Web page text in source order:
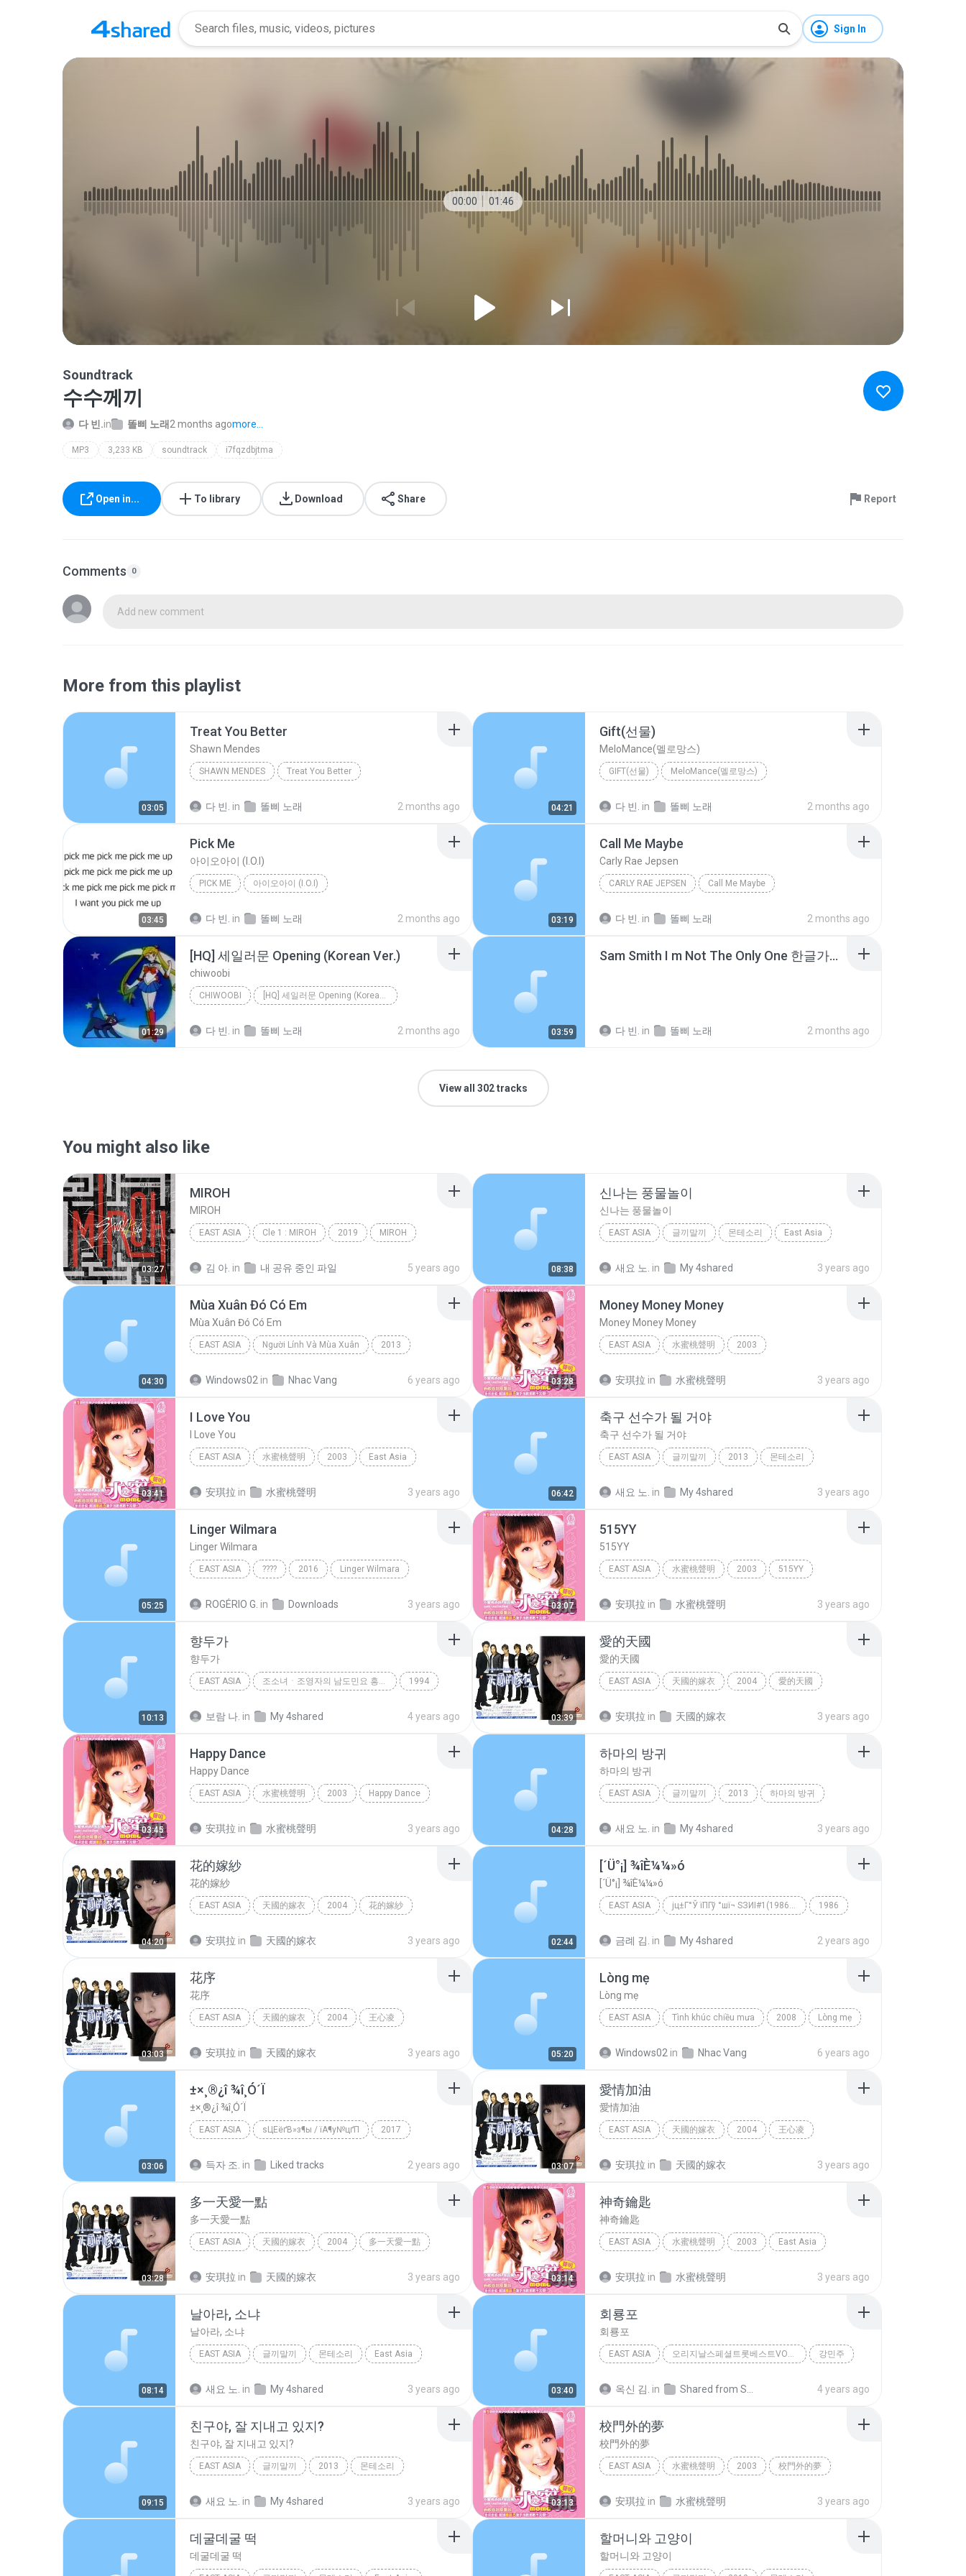
Sign In
00:00 01:46
Soundtrack
수수께끼
다 빈.in 똘삐 노래 2 months agomore...
MP3 3,233 KB soundtrack i7fqzdbjtma
Open in... To library Download Share Report
Comments 0
Add new comment
More from this playlist
03:05
Treat You Better
Shawn Mendes
SHAWN MENDES Treat You Better
다 빈. in 똘삐 노래 2 months ago 04:21
Gift(선물)
MeloMance(멜로망스)
GIFT(선물) MeloMance(멜로망스)
다 빈. in 똘삐 노래 2 months ago
03:45
Pick Me
아이오아이 (I.O.I)
PICK ME 아이오아이 (I.O.I)
다 빈. in 똘삐 노래 2 months ago 03:19
Call Me Maybe
Carly Rae Jepsen
CARLY RAE JEPSEN Call Me Maybe
다 빈. in 똘삐 노래 2 months ago
01:29
[HQ] 세일러문 Opening (Korean Ver.)
chiwoobi
CHIWOOBI [HQ] 세일러문 Opening (Korean Ver.)
다 빈. in 똘삐 노래 2 months ago 03:59
Sam Smith I m Not The Only One 한글가사 해석.m4a
다 빈. in 똘삐 노래 2 months ago
View all 302 tracks
You might also like
03:27
MIROH
MIROH
EAST ASIA Cle 1 : MIROH 2019 MIROH
김 아. in 내 공유 중인 파일 5 years ago 08:38
신나는 풍물놀이
신나는 풍물놀이
EAST ASIA 글끼말끼 몬테소리 East Asia
새요 노. in My 4shared 3 years ago
04:30
Mùa Xuân Đó Có Em
Mùa Xuân Đó Có Em
EAST ASIA Người Lính Và Mùa Xuân 2013
Windows02 in Nhac Vang 6 years ago 03:28
Money Money Money
Money Money Money
EAST ASIA 水蜜桃聲明 2003
安琪拉 in 水蜜桃聲明 3 years ago
03:41
I Love You
I Love You
EAST ASIA 水蜜桃聲明 2003 East Asia
安琪拉 in 水蜜桃聲明 3 years ago 06:42
축구 선수가 될 거야
축구 선수가 될 거야
EAST ASIA 글끼말끼 2013 몬테소리
새요 노. in My 4shared 3 years ago
05:25
Linger Wilmara
Linger Wilmara
EAST ASIA ???? 2016 Linger Wilmara
ROGÉRIO G. in Downloads 3 years ago 03:07
515YY
515YY
EAST ASIA 水蜜桃聲明 2003 515YY
安琪拉 in 水蜜桃聲明 3 years ago
10:13
향두가
향두가
EAST ASIA 조소녀ㆍ조영자의 남도민요 흥타령 1994
보람 나. in My 4shared 4 years ago 03:39
愛的天國
愛的天國
EAST ASIA 天國的嫁衣 2004 愛的天國
安琪拉 in 天國的嫁衣 3 years ago
03:45
Happy Dance
Happy Dance
EAST ASIA 水蜜桃聲明 2003 Happy Dance
安琪拉 in 水蜜桃聲明 3 years ago 04:28
하마의 방귀
하마의 방귀
EAST ASIA 글끼말끼 2013 하마의 방귀
새요 노. in My 4shared 3 years ago
04:20
花的嫁紗
花的嫁紗
EAST ASIA 天國的嫁衣 2004 花的嫁紗
安琪拉 in 天國的嫁衣 3 years ago 02:44
[´Ü°¡] ¾îÈ­¼¼»ó
[´Ü°¡] ¾îÈ­¼¼»ó
EAST ASIA јц±Г°Ў їПГў °шї¬ ЅЗИІ#1(1986ів АеГжµї ±№ёі ±ШАе) 1986
금례 김. in My 4shared 2 years ago
03:03
花序
花序
EAST ASIA 天國的嫁衣 2004 王心凌
安琪拉 in 天國的嫁衣 3 years ago 05:20
Lòng mẹ
Lòng mẹ
EAST ASIA Tình khúc chiều mưa 2008 Lòng mẹ
Windows02 in Nhac Vang 6 years ago
03:06
±×¸®¿î ¾î¸Ó´Ï
±×¸®¿î ¾î¸Ó´Ï
EAST ASIA ѕЦЕёґВ»з¶ы / їА¶у№цґП 2017
득자 조. in Liked tracks 2 years ago 03:07
愛情加油
愛情加油
EAST ASIA 天國的嫁衣 2004 王心凌
安琪拉 in 天國的嫁衣 3 years ago
03:28
多一天愛一點
多一天愛一點
EAST ASIA 天國的嫁衣 2004 多一天愛一點
安琪拉 in 天國的嫁衣 3 years ago 03:14
神奇鑰匙
神奇鑰匙
EAST ASIA 水蜜桃聲明 2003 East Asia
安琪拉 in 水蜜桃聲明 3 years ago
08:14
날아라, 소냐
날아라, 소냐
EAST ASIA 글끼말끼 몬테소리 East Asia
새요 노. in My 4shared 3 years ago 03:40
회룡포
회룡포
EAST ASIA 오리지날스페셜트롯베스트VOL.3 강민주
옥신 김. in 4 years ago
09:15
친구야, 잘 지내고 있지?
친구야, 잘 지내고 있지?
EAST ASIA 글끼말끼 2013 몬테소리
새요 노. in My 4shared 3 years ago 03:13
校門外的夢
校門外的夢
EAST ASIA 水蜜桃聲明 2003 校門外的夢
安琪拉 in 水蜜桃聲明 3 years ago
데굴데굴 떡
데굴데굴 떡
할머니와 고양이
할머니와 고양이